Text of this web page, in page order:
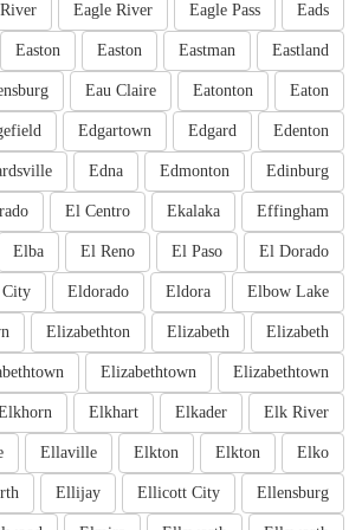
Eads
Eagle Pass
Eagle River
Eastland
Eastman
Easton
Easton
Eaton
Eatonton
Eau Claire
Edenton
Edgard
Edgartown
Edinburg
Edmonton
Edna
Effingham
Ekalaka
El Centro
El Dorado
El Paso
El Reno
Elba
Elbow Lake
Eldora
Eldorado
City
Elizabeth
Elizabeth
Elizabethton
Elizabethtown
Elizabethtown
Elk River
Elkader
Elkhart
Elko
Elkton
Elkton
Ellaville
Ellensburg
Ellicott City
Ellijay